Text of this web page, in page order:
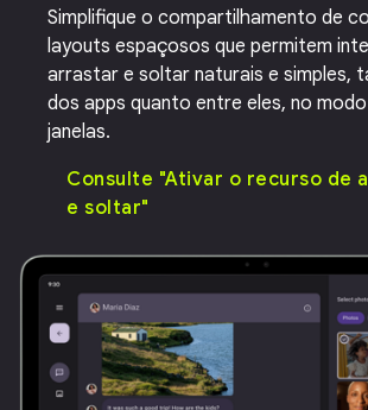
Simplifique o compartilhamento de
layouts espaçosos que permitem
arrastar e soltar naturais e simples,
dos apps quanto entre eles, no
janelas.
Consulte "Ativar o recurso de
e soltar"